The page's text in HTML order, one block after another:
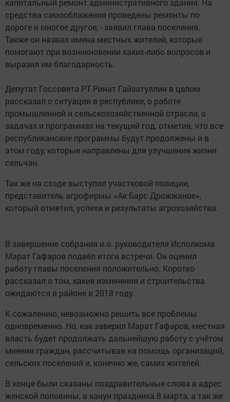
капитальный ремонт административного здания. На
средства самооблажения проведены ремонты по
дороге и многое другое, - заявил глава поселения.
Также он назвал имена местных жителей, которые
помогают при возникновении каких-либо вопросов и
выразил им благодарность.
Депутат Госсовета РТ Ринат Гайзатуллин в целом
рассказал о ситуации в республике, о работе
промышленной и сельскохозяйственной отрасли, о
задачах и программах на текущий год, отметив, что все
республиканские программы будут продолжены и в
этом году, которые направлены для улучшения жизни
сельчан.
Так же на сходе выступил участковой полиции,
представитель агрофирмы «Ак Барс Дрожжаное»,
который отметил, успехи и результаты агрохозяйства.
В завершение собрания и.о. руководителя Исполкома
Марат Гафаров подвёл итоги встречи. Он оценил
работу главы поселения положительно. Коротко
рассказал о том, какие изменения и строительства
ожидаются в районе в 2018 году.
К сожалению, невозможно решить все проблемы
одновременно. Но, как заверил Марат Гафаров, местная
власть будет продолжать дальнейшую работу с учётом
мнения граждан, рассчитывая на помощь организаций,
сельских поселений и, конечно же, самих жителей.
В конце были сказаны поздравительные слова в адрес
женской половины, в канун праздника 8 марта, а так же